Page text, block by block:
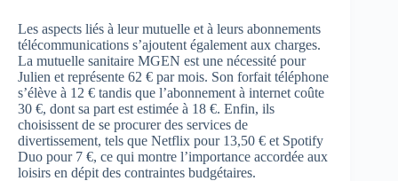
Les aspects liés à leur mutuelle et à leurs abonnements
télécommunications s’ajoutent également aux charges.
La mutuelle sanitaire MGEN est une nécessité pour
Julien et représente 62 € par mois. Son forfait téléphone
s’élève à 12 € tandis que l’abonnement à internet coûte
30 €, dont sa part est estimée à 18 €. Enfin, ils
choisissent de se procurer des services de
divertissement, tels que Netflix pour 13,50 € et Spotify
Duo pour 7 €, ce qui montre l’importance accordée aux
loisirs en dépit des contraintes budgétaires.